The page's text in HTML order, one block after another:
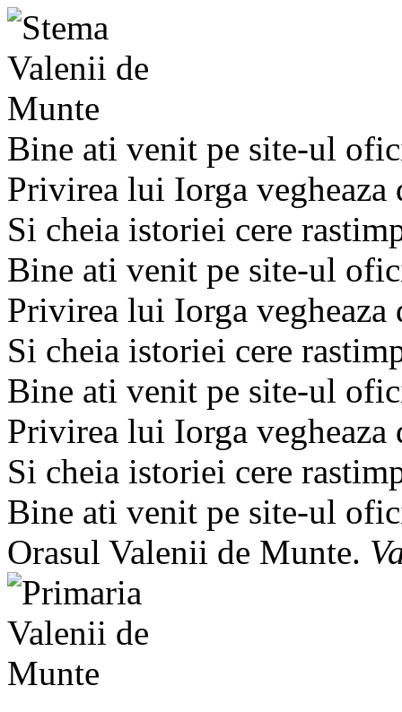
Bine ati venit pe site-ul
Privirea lui Iorga
Si cheia istoriei cere
Bine ati venit pe site-ul
Privirea lui Iorga
Si cheia istoriei cere
Bine ati venit pe site-ul
Privirea lui Iorga
Si cheia istoriei cere
Bine ati venit pe site-ul
Orasul Valenii de Munte.